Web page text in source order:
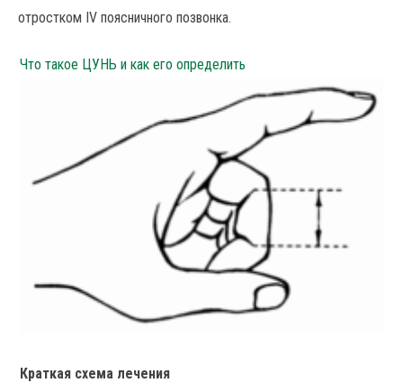
отростком IV поясничного позвонка.
Что такое ЦУНЬ и как его определить
Краткая схема лечения